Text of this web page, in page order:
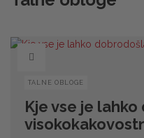
TALNE OBLOGE
Kje vse je